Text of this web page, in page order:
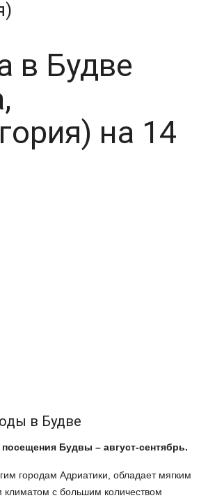
в Будве
на 14
в Будве
Будвы – август-сентябрь.
городам Адриатики, обладает мягким
климатом с большим количеством